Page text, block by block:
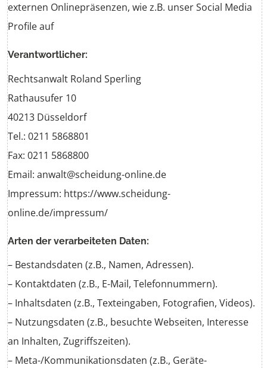
externen Onlinepräsenzen, wie z.B. unser Social Media
Profile auf
Verantwortlicher:
Rechtsanwalt Roland Sperling
Rathausufer 10
40213 Düsseldorf
Tel.: 0211 5868801
Fax: 0211 5868800
Email: anwalt@scheidung-online.de
Impressum: https://www.scheidung-
online.de/impressum/
Arten der verarbeiteten Daten:
– Bestandsdaten (z.B., Namen, Adressen).
– Kontaktdaten (z.B., E-Mail, Telefonnummern).
– Inhaltsdaten (z.B., Texteingaben, Fotografien, Videos).
– Nutzungsdaten (z.B., besuchte Webseiten, Interesse
an Inhalten, Zugriffszeiten).
– Meta-/Kommunikationsdaten (z.B., Geräte-